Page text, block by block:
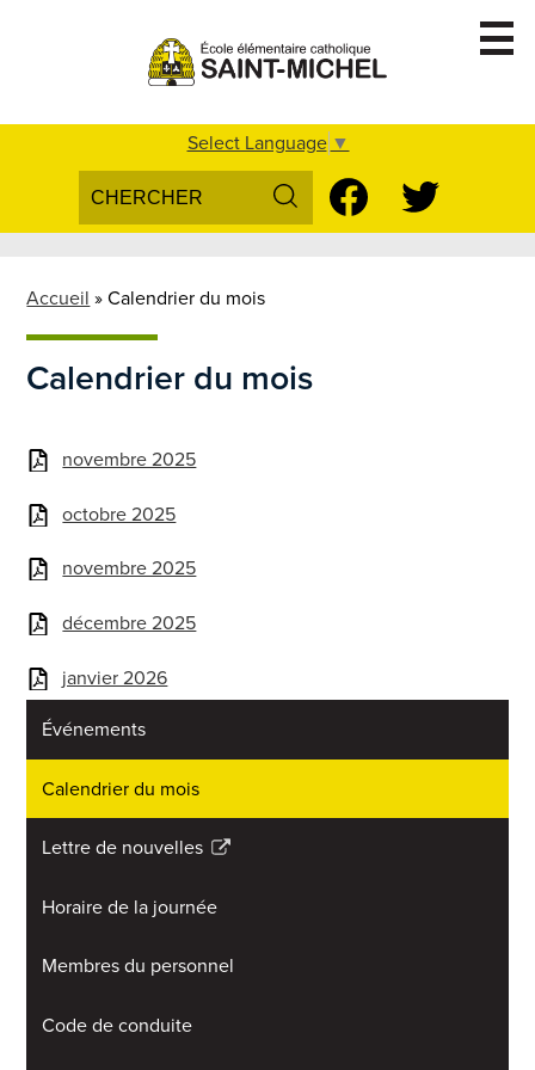
to
main
Conseil d'école
Voix des élèves
Parascolaire
Inscription
Nous Joindre
Select Language ▼
Search
Social
Media
FacebookTwitter
Accueil » Calendrier du mois
Calendrier du mois
novembre 2025
octobre 2025
novembre 2025
décembre 2025
janvier 2026
Événements
Calendrier du mois
Lettre de nouvelles
Link
in
new
Horaire de la journée
Membres du personnel
Code de conduite